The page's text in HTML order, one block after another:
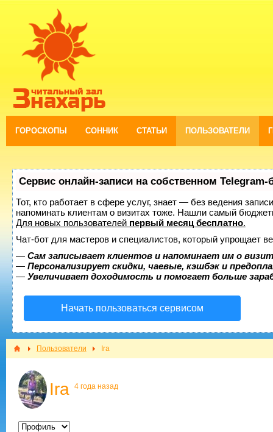
ГОРОСКОПЫ СОННИК СТАТЬИ ПОЛЬЗОВАТЕЛИ
Сервис онлайн-записи на собственном Telegram-
Тот, кто работает в сфере услуг, знает — без ведения
напоминать клиентам о визитах тоже. Нашли самый
Для новых пользователей первый месяц бесплатно.
Чат-бот для мастеров и специалистов, который упрощает
— Сам записывает клиентов и напоминает им о
— Персонализирует скидки, чаевые, кэшбэк и
— Увеличивает доходимость и помогает больше
Начать пользоваться сервисом
Пользователи Ira
Ira 4 года назад